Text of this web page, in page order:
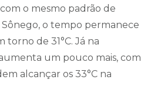
o mesmo padrão de
o tempo permanece
torno de 31°C. Já na
um pouco mais, com
alcançar os 33°C na